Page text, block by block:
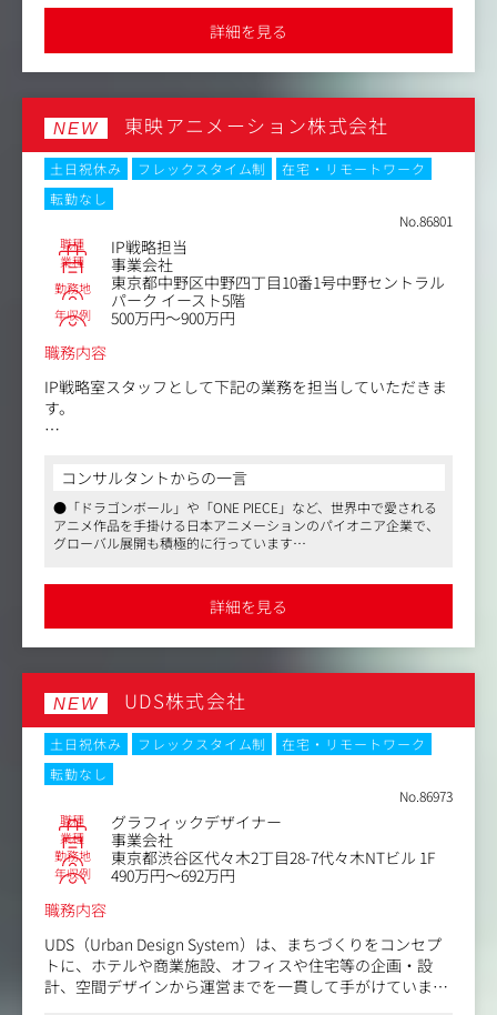
決、イベント戦略の立案など、トップライバーへの伴走支
・事業/チームマネジメント（将来的なミッション）
事業計画に基づくKPIの策定・管理、チームメンバーのマ
ネジメント、事業拡大に向けた新規施策の企画立案。
詳細を見る
NEW 東映アニメーション株式会社
土日祝休み フレックスタイム制
在宅・リモートワーク
転勤なし
No.86801
職種 IP戦略担当
業種 事業会社
勤務地
東京都中野区中野四丁目10番1号中野セントラル
パーク イースト5階
年収例
500万円～900万円
職務内容
IP戦略室スタッフとして下記の業務を担当していただきま
す。
・企画開発におけるマーケティングリサーチ、資料作成、
スケジュール調整
・プロデューサーのサポート業務全般（社内外との調整、
会議運営、プレゼン資料作成）
・プロジェクト推進における課題発見および解決策の提案
コンサルタントからの一言
●「ドラゴンボール」や「ONE PIECE」など、世界中で愛される
アニメ作品を手掛ける日本アニメーションのパイオニア企業で、
グローバル展開も積極的に行っています
●フレックスタイム制や月8～12回の在宅勤務が可能で、柔軟な
働き方を実現。年間休日129日とワークライフバランスも充実し
ています
詳細を見る
NEW UDS株式会社
土日祝休み フレックスタイム制
在宅・リモートワーク
転勤なし
No.86973
職種 グラフィックデザイナー
業種 事業会社
勤務地 東京都渋谷区代々木2丁目28-7代々木NTビル 1F
年収例
490万円～692万円
職務内容
UDS（Urban Design System）は、まちづくりをコンセプ
トに、ホテルや商業施設、オフィスや住宅等の企画・設
計、空間デザインから運営までを一貫して手がけていま